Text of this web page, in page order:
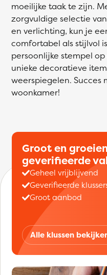
moeilijke taak te zijn.
zorgvuldige selectie
en verlichting, kun je
comfortabel als stijlvol
persoonlijke stempel
unieke decoratieve
weerspiegelen. Succes
woonkamer!
Groot en
geverifieerde
Geheel vrijblijvend
Geverifieerde
Groot aanbod
Alle klussen